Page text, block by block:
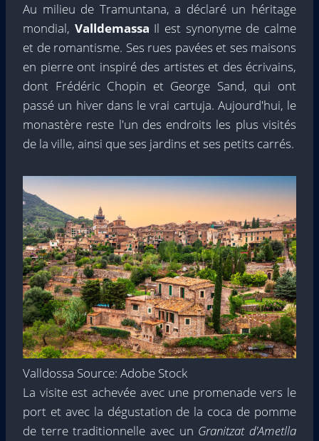
Au milieu de Tramuntana, a déclaré un héritage
mondial, Valldemassa Il est synonyme de calme
et de romantisme. Ses rues pavées et ses maisons
en pierre ont inspiré des artistes et des écrivains,
dont Frédéric Chopin et George Sand, qui ont
passé un hiver dans le vrai cartuja. Aujourd'hui, le
monastère reste l'un des endroits les plus visités
de la ville, ainsi que ses jardins et ses petits carrés.
Valldossa Source: Adobe Stock
La visite est achevée avec une promenade vers le
port et avec la dégustation de la coca de pomme
de terre traditionnelle avec un Granitzat d'Ametlla